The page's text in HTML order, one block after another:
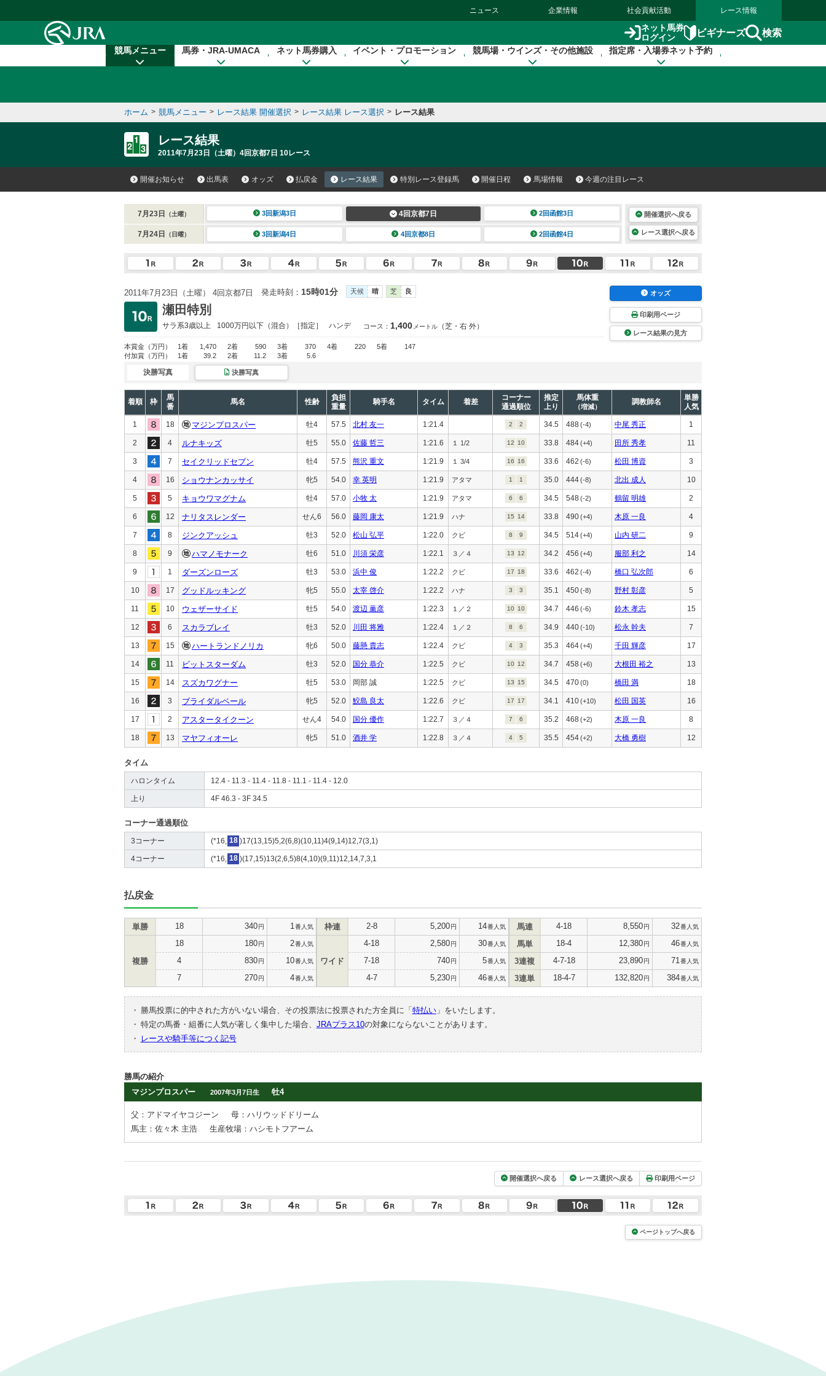
ニュース 企業情報 社会貢献活動 レース情報
ネット馬券
ログイン
ビギナーズ 検索
競馬メニュー 馬券・JRA-UMACA ネット馬券購入 イベント・プロモーション 競馬場・ウインズ・その他施設 指定席・入場券ネット予約
ホーム > 競馬メニュー > レース結果 開催選択 > レース結果 レース選択 > レース結果
レース結果
2011年7月23日（土曜）4回京都7日 10レース
開催お知らせ 出馬表 オッズ 払戻金 レース結果 特別レース登録馬 開催日程 馬場情報 今週の注目レース
7月23日 （土曜） 3回新潟3日 4回京都7日 2回函館3日
7月24日 （日曜） 3回新潟4日 4回京都8日 2回函館4日
開催選択へ戻る
レース選択へ戻る
2011年7月23日（土曜） 4回京都7日 発走時刻： 15時01分 天候 晴 芝 良
瀬田特別
サラ系3歳以上 1000万円以下 （混合）［指定］ ハンデ コース： 1,400 メートル （芝・右 外）
本賞金 （万円） 1着 1,470 2着 590 3着 370 4着 220 5着
147
付加賞 （万円） 1着 39.2 2着 11.2 3着 5.6
オッズ
印刷用ページ
レース結果の見方
決勝写真 決勝写真
着順 枠
馬
番
馬名 性齢
負担
重量
騎手名 タイム 着差
コーナー
通過順位
推定
上り
馬体重
（増減）
調教師名
単勝
人気
1 18 マジンプロスパー 牡4 57.5 北村 友一 1:21.4 2 2 34.5 488(-4) 中尾 秀正 1
2 4 ルナキッズ 牡5 55.0 佐藤 哲三 1:21.6 １ 1/2 12 10 33.8 484(+4) 田所 秀孝 11
3 7 セイクリッドセブン 牡4 57.5 熊沢 重文 1:21.9 １ 3/4 16 16 33.6 462 (-6) 松田 博資 3
4 16 ショウナンカッサイ 牝5 54.0 幸 英明 1:21.9 アタマ 1 1 35.0 444(-8) 北出 成人 10
5 5 キョウワマグナム 牡4 57.0 小牧 太 1:21.9 アタマ 6 6 34.5 548(-2) 鶴留 明雄 2
6 12 ナリタスレンダー せん6 56.0 藤岡 康太 1:21.9 ハナ 15 14 33.8 490(+4) 木原 一良 4
7 8 ジンクアッシュ 牡3 52.0 松山 弘平 1:22.0 クビ 8 9 34.5 514(+4) 山内 研二 9
8 9 ハマノモナーク 牡6 51.0 川須 栄彦 1:22.1 ３／４ 13 12 34.2 456 (+4) 服部 利之 14
9 1 ダーズンローズ 牡3 53.0 浜中 俊 1:22.2 クビ 17 18 33.6 462 (-4) 橋口 弘次郎 6
10 17 グッドルッキング 牝5 55.0 太宰 啓介 1:22.2 ハナ 3 3 35.1 450(-8) 野村 彰彦 5
11 10 ウェザーサイド 牡5 54.0 渡辺 薫彦 1:22.3 １／２ 10 10 34.7 446 (-6) 鈴木 孝志 15
12 6 スカラブレイ 牡3 52.0 川田 将雅 1:22.4 １／２ 8 6 34.9 440(-10) 松永 幹夫 7
13 15 ハートランドノリカ 牝6 50.0 藤懸 貴志 1:22.4 クビ 4 3 35.3 464(+4) 千田 輝彦 17
14 11 ビットスターダム 牡3 52.0 国分 恭介 1:22.5 クビ 10 12 34.7 458 (+6) 大根田 裕之 13
15 14 スズカワグナー 牡5 53.0 岡部 誠 1:22.5 クビ 13 15 34.5 470(0) 橋田 満 18
16 3 ブライダルベール 牝5 52.0 鮫島 良太 1:22.6 クビ 17 17 34.1 410(+10) 松田 国英 16
17 2 アスタータイクーン せん4 54.0 国分 優作 1:22.7 ３／４ 7 6 35.2 468(+2) 木原 一良 8
18 13 マヤフィオーレ 牝5 51.0 酒井 学 1:22.8 ３／４ 4 5 35.5 454(+2) 大橋 勇樹 12
タイム
ハロンタイム 12.4 - 11.3 - 11.4 - 11.8 - 11.1 - 11.4 - 12.0
上り 4F 46.3 - 3F 34.5
コーナー通過順位
3コーナー (*16, 18 )17(13,15)5,2(6,8)(10,11)4(9,14)12,7(3,1)
4コーナー (*16, 18 )(17,15)13(2,6,5)8(4,10)(9,11)12,14,7,3,1
払戻金
単勝 18 340円 1 番人気
複勝
18 180円 2番人気
4 830円 10番人気
7 270円 4番人気
枠連 2-8 5,200円 14番人気
ワイド
4-18 2,580円 30番人気
7-18 740円 5番人気
4-7 5,230円 46番人気
馬連 4-18 8,550円 32番人気
馬単 18-4 12,380円 46番人気
3連複 4-7-18 23,890円 71 番人気
3連単 18-4-7 132,820円 384番人気
・ 勝馬投票に的中された方がいない場合、その投票法に投票された方全員に「 特払い」をいたします。
・ 特定の馬番・組番に人気が著しく集中した場合、 JRAプラス10の対象にならないことがあります。
・
レースや騎手等につく記号
勝馬の紹介
マジンプロスパー
2007年3月7日生 牡4
父：アドマイヤコジーン
母：ハリウッドドリーム
馬主：佐々木 主浩
生産牧場：ハシモトフアーム
開催選択へ戻る レース選択へ戻る 印刷用ページ
ページトップへ戻る